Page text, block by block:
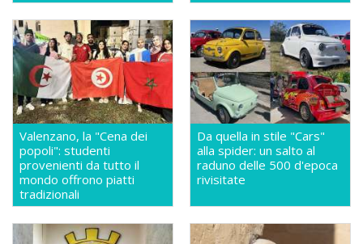
Valenzano, la "Cena dei
popoli": studenti
provenienti da tutto il
mondo offrono piatti
tradizionali
Da quella in stile "Cars"
alla spider: un salto al
raduno delle 500 d'epoca
rivisitate